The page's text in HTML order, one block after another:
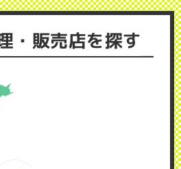
・販売店を探す